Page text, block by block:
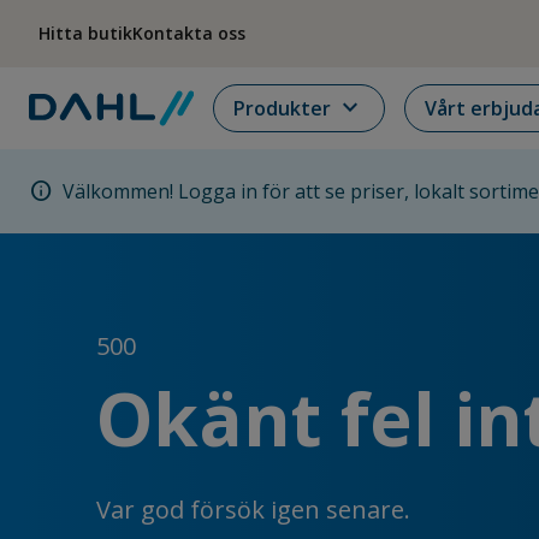
Hitta butikKontakta oss
Produkter expand_more Vårt
info Välkommen! Logga in för att se priser, lokalt
500
Okänt fel
Var god försök igen senare.